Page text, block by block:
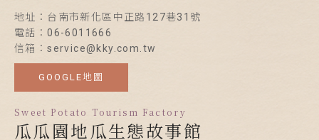
地址：台南市新化區中正路127巷31號
電話：06-6011666
信箱：service@kky.com.tw
GOOGLE地圖
Sweet Potato Tourism Factory
瓜瓜園地瓜生態故事館